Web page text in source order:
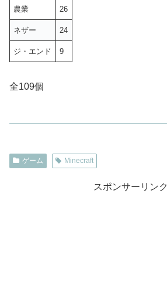
農業 26
ネザー 24
ジ・エンド 9
全109個
ゲーム Minecraft
スポンサーリンク